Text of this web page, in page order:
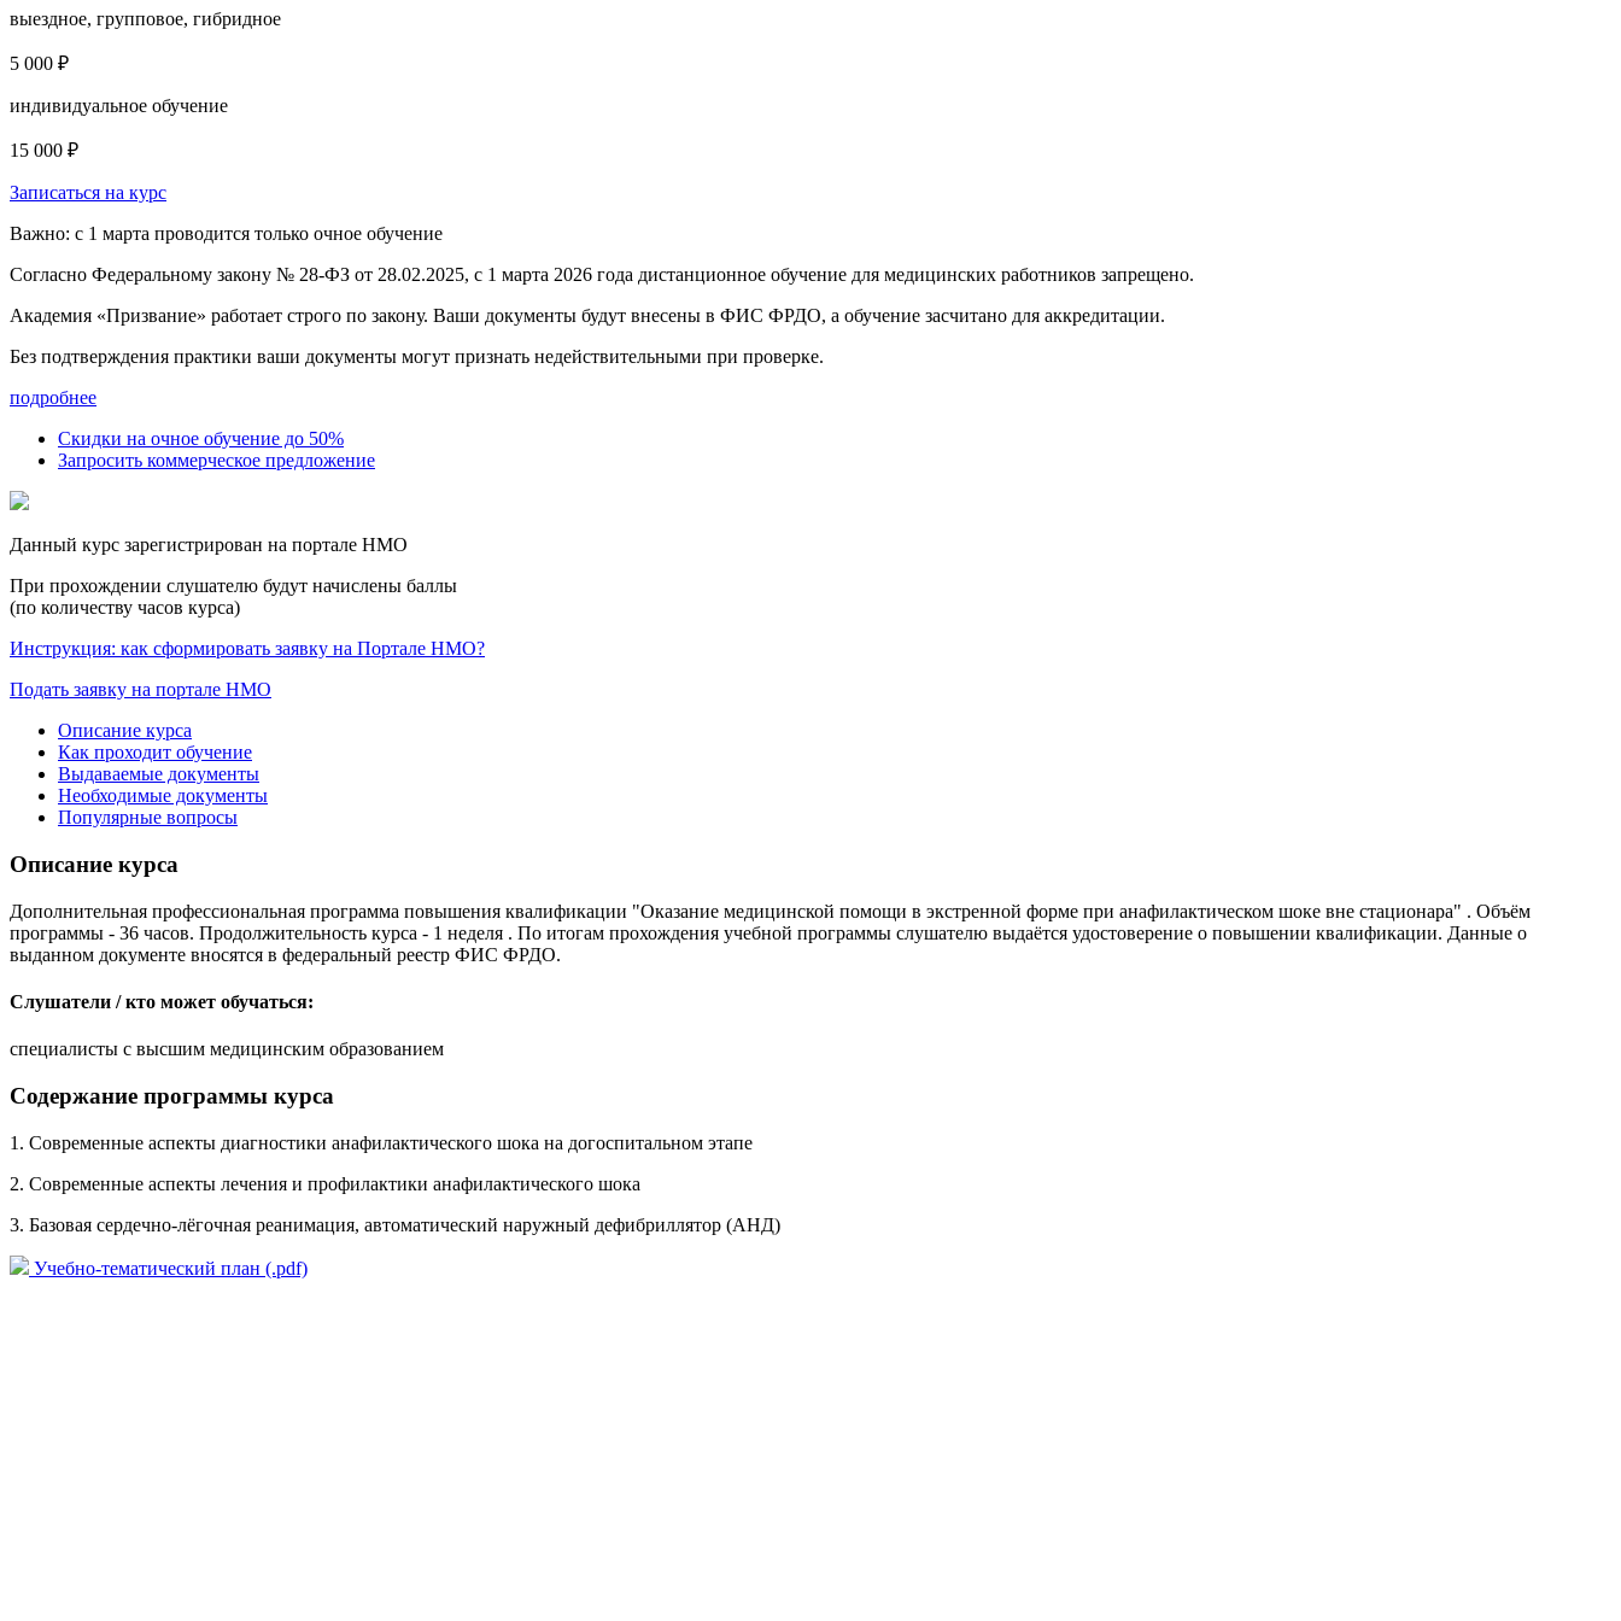
выездное, групповое, гибридное
5 000 ₽
индивидуальное обучение
15 000 ₽
Записаться на курс
Важно: с 1 марта проводится только очное обучение
Согласно Федеральному закону № 28-ФЗ от 28.02.2025, с 1 марта 2026 года дистанционное обучение для медицинских работников запрещено.
Академия «Призвание» работает строго по закону. Ваши документы будут внесены в ФИС ФРДО, а обучение засчитано для аккредитации.
Без подтверждения практики ваши документы могут признать недействительными при проверке.
подробнее
Скидки на очное обучение до 50%
Запросить коммерческое предложение
Данный курс зарегистрирован на портале НМО
При прохождении слушателю будут начислены баллы
(по количеству часов курса)
Инструкция: как сформировать заявку на Портале НМО?
Подать заявку на портале НМО
Описание курса
Как проходит обучение
Выдаваемые документы
Необходимые документы
Популярные вопросы
Описание курса
Дополнительная профессиональная программа повышения квалификации "Оказание медицинской помощи в экстренной форме при анафилактическом шоке вне стационара" . Объём
программы - 36 часов. Продолжительность курса - 1 неделя . По итогам прохождения учебной программы слушателю выдаётся удостоверение о повышении квалификации. Данные о
выданном документе вносятся в федеральный реестр ФИС ФРДО.
Слушатели / кто может обучаться:
специалисты с высшим медицинским образованием
Содержание программы курса
1. Современные аспекты диагностики анафилактического шока на догоспитальном этапе
2. Современные аспекты лечения и профилактики анафилактического шока
3. Базовая сердечно-лёгочная реанимация, автоматический наружный дефибриллятор (АНД)
Учебно-тематический план (.pdf)